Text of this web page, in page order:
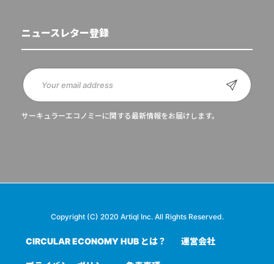
ニュースレター登録
サーキュラーエコノミーに関する最新情報をお届けします。
Copyright (C) 2020 Artiql Inc. All Rights Reserved.
CIRCULAR ECONOMY HUB とは？ 運営会社